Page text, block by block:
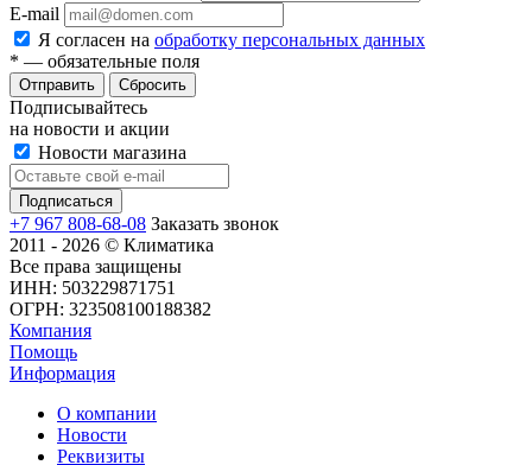
E-mail
Я согласен на обработку персональных данных
* — обязательные поля
Сбросить
Подписывайтесь
на новости и акции
Новости магазина
+7 967 808-68-08 Заказать звонок
2011 - 2026 © Климатика
Все права защищены
ИНН: 503229871751
ОГРН: 323508100188382
Компания
Помощь
Информация
О компании
Новости
Реквизиты